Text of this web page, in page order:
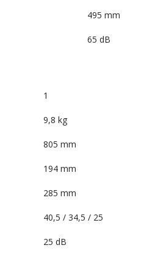
495 mm
65 dB
1
9,8 kg
805 mm
194 mm
285 mm
40,5 / 34,5 / 25
25 dB